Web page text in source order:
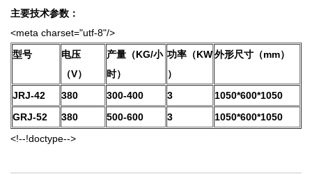
主要技术参数：
<meta charset="utf-8"/>
型号
电压
（V）
产量（KG/小
时）
功率（KW
）
外形尺寸（mm）
JRJ-42 380 300-400 3
1050*600*1050
GRJ-52
380 500-600 3
1050*600*1050
<!--!doctype-->